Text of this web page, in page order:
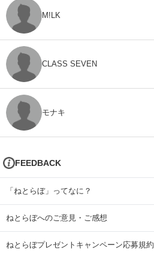
M!LK
CLASS SEVEN
モナキ
FEEDBACK
「ねとらぼ」ってなに？
ねとらぼへのご意見・ご感想
ねとらぼプレゼントキャンペーン応募規約